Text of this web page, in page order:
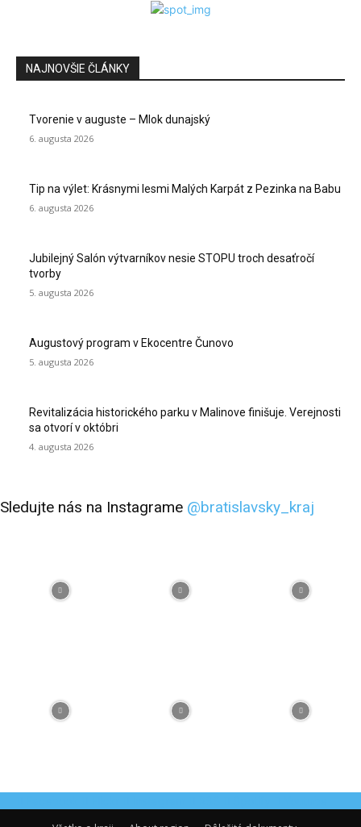
NAJNOVŠIE ČLÁNKY
Tvorenie v auguste – Mlok dunajský
6. augusta 2026
Tip na výlet: Krásnymi lesmi Malých Karpát z Pezinka na Babu
6. augusta 2026
Jubilejný Salón výtvarníkov nesie STOPU troch desaťročí
tvorby
5. augusta 2026
Augustový program v Ekocentre Čunovo
5. augusta 2026
Revitalizácia historického parku v Malinove finišuje. Verejnosti
sa otvorí v októbri
4. augusta 2026
Sledujte nás na Instagrame @bratislavsky_kraj